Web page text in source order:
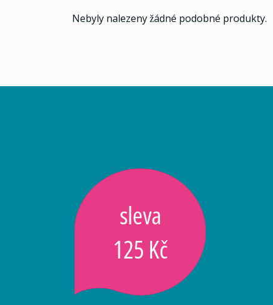
Nebyly nalezeny žádné podobné produkty.
sleva
125 Kč